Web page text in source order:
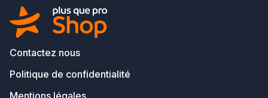
Contactez nous
Politique de confidentialité